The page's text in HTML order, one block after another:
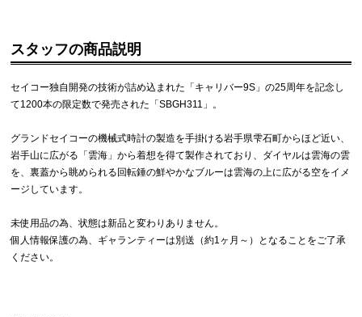
スタッフの商品説明
セイコー独自開発の技術が詰め込まれた「キャリバー9S」の25周年を記念し
て1200本の限定数で発売された「SBGH311」。
グランドセイコーの機械式時計の製造を手掛ける岩手県雫石町からほど近い、
手山に広がる「雲海」から着想を得て製作されており、ダイヤルは雲海の雲
を、裏蓋から眺められる回転錘の鮮やかなブルーは雲海の上に広がる空をイメ
ージしています。
未使用品の為、状態は新品と変わりありません。
個人情報保護の為、ギャランティーは別送（約1ヶ月～）となることをご了承
ください。